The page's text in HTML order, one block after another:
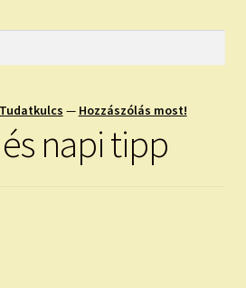
Tudatkulcs — Hozzászólás most!
napi tipp